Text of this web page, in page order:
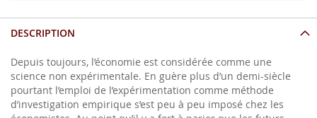
DESCRIPTION
Depuis toujours, l’économie est considérée comme une
science non expérimentale. En guère plus d’un demi-siècle
pourtant l’emploi de l’expérimentation comme méthode
d’investigation empirique s’est peu à peu imposé chez les